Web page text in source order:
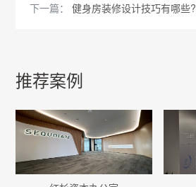
下一篇：健身房装修设计技巧有哪些?
推荐案例